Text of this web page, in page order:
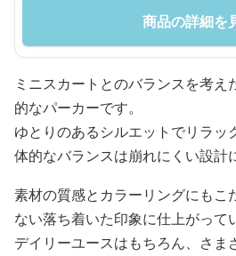
商品の詳細を
ミニスカートとのバランスを考え
的なパーカーです。
ゆとりのあるシルエットでリラッ
体的なバランスは崩れにくい設計
素材の質感とカラーリングにもこ
ない落ち着いた印象に仕上がって
デイリーユースはもちろん、さま